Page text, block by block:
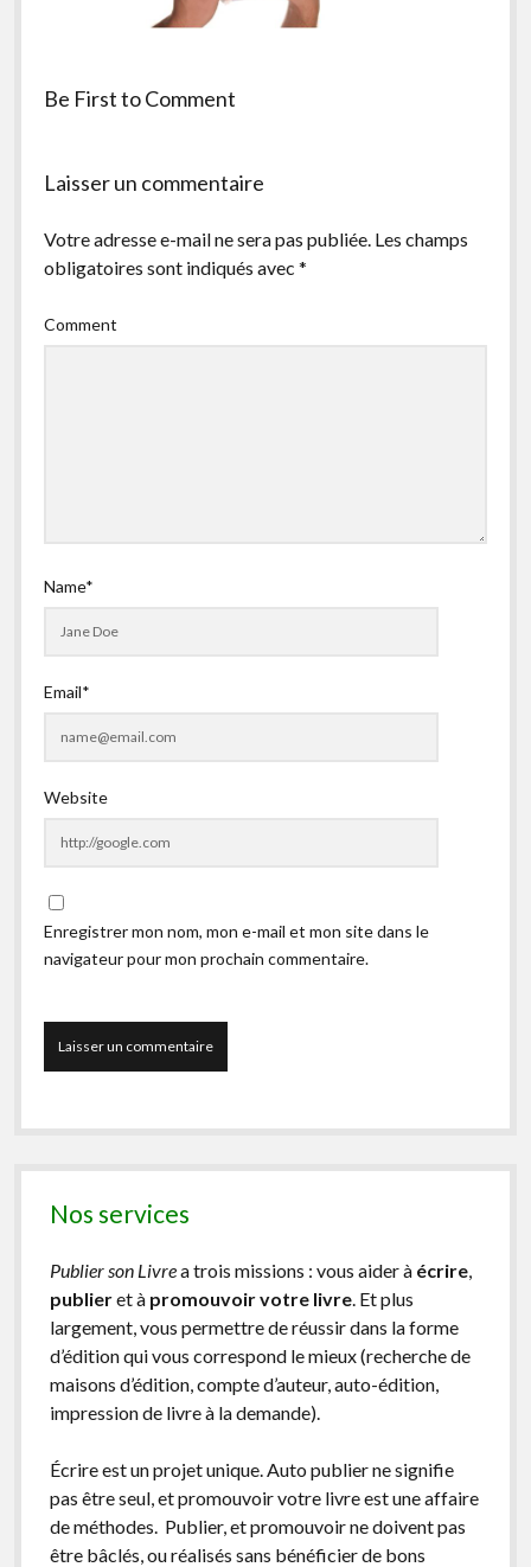
instagramyoutube
email-
Be First to Comment
Laisser un commentaire
Votre adresse e-mail ne sera pas publiée. Les champs
obligatoires sont indiqués avec *
Comment
Name*
Email*
Website
Enregistrer mon nom, mon e-mail et mon site dans le
navigateur pour mon prochain commentaire.
Nos services
Publier son Livrea trois missions : vous aider à écrire
publieret à promouvoir votre livre . Et plus
largement, vous permettre de réussir dans la forme
d’édition qui vous correspond le mieux (recherche de
maisons d’édition, compte d’auteur, auto-édition,
impression de livre à la demande).
Écrire est un projet unique. Auto publier ne signifie
pas être seul, et promouvoir votre livre est une affaire
de méthodes. Publier, et promouvoir ne doivent pas
être bâclés, ou réalisés sans bénéficier de bons